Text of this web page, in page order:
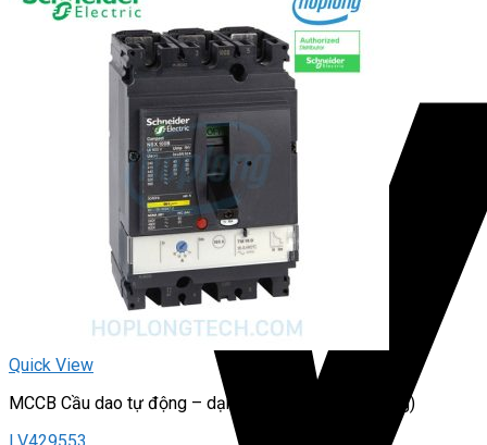
Quick View
MCCB Cầu dao tự động – dạng khối (Loại chỉnh dòng)